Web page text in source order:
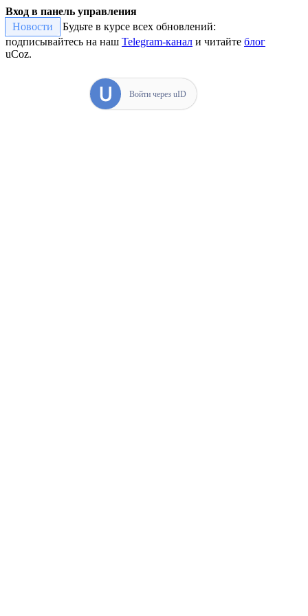
Вход в панель управления
Новости
Будьте в курсе всех обновлений:
подписывайтесь на наш Telegram-канал и читайте блог
uCoz.
Войти через uID